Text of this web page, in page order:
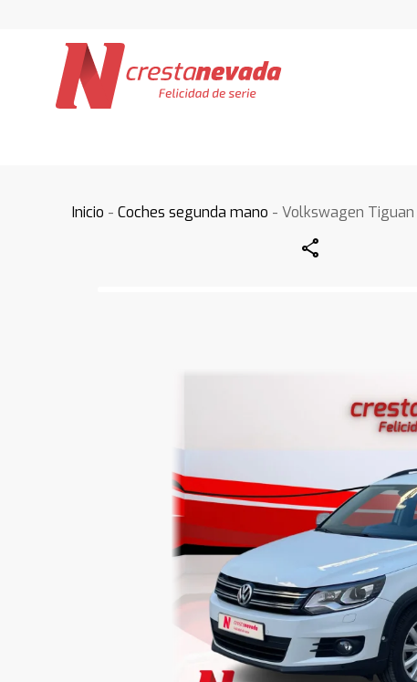
Inicio -Coches segunda mano - Volkswagen Tiguan
Share